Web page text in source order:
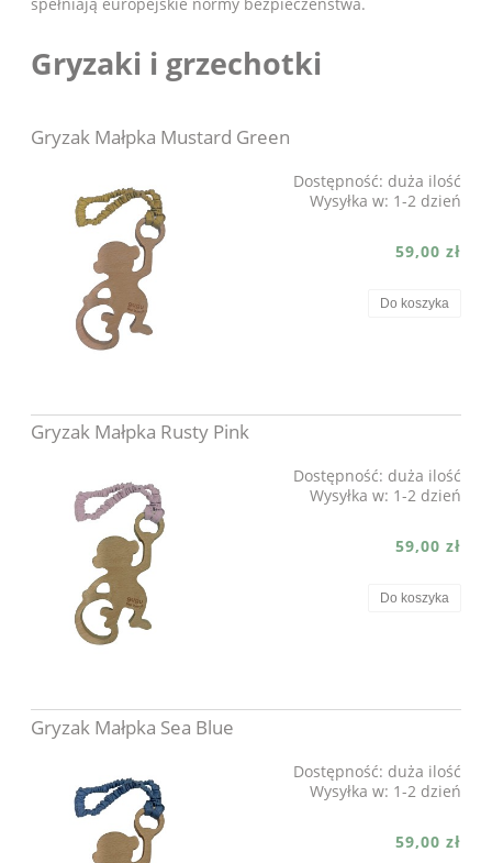
Gryzaki i grzechotki
Gryzak Małpka Mustard Green
Dostępność: duża ilość
Wysyłka w: 1-2 dzień
59,00 zł
Do koszyka
Gryzak Małpka Rusty Pink
Dostępność: duża ilość
Wysyłka w: 1-2 dzień
59,00 zł
Do koszyka
Gryzak Małpka Sea Blue
Dostępność: duża ilość
Wysyłka w: 1-2 dzień
59,00 zł